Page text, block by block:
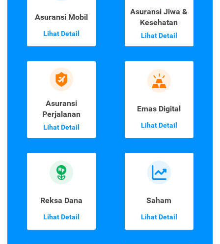
Asuransi Mobil
Lihat Detail
Asuransi Jiwa &
Kesehatan
Lihat Detail
Asuransi
Perjalanan
Lihat Detail
Emas Digital
Lihat Detail
Reksa Dana
Lihat Detail
Saham
Lihat Detail